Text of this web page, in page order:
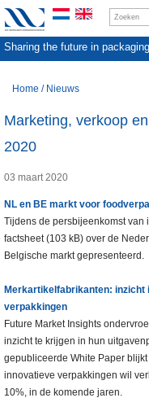
Sharing the future in packaging
Home / Nieuws
Marketing, verkoop
2020
03 maart 2020
NL en BE markt voor
Tijdens de persbijeenkomst
factsheet (103 kB) over de
Belgische markt gepresenteerd.
Merkartikelfabrikanten:
verpakkingen
Future Market Insights
inzicht te krijgen in hun
gepubliceerde White Paper
innovatieve verpakkingen wil
10%, in de komende jaren.